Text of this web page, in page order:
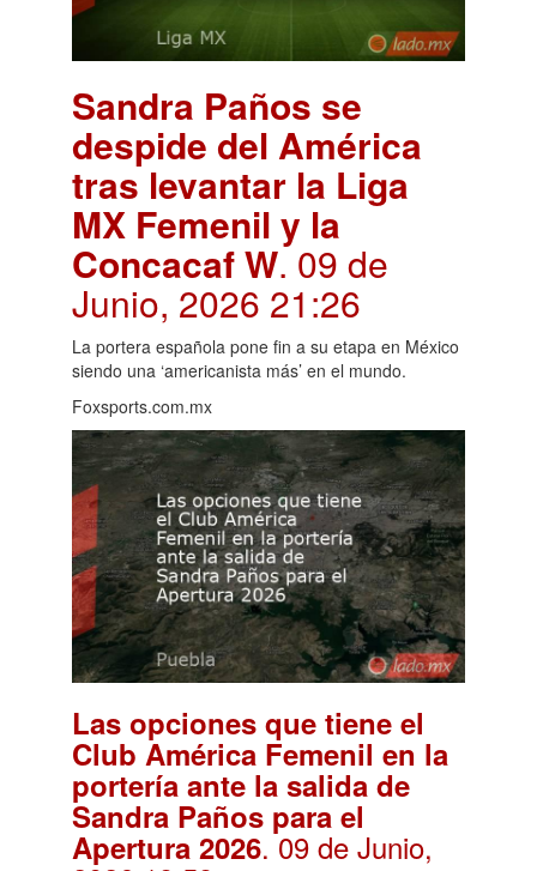
Sandra Paños se
despide del América
tras levantar la Liga
MX Femenil y la
Concacaf W. 09 de
Junio, 2026 21:26
La portera española pone fin a su etapa en México
siendo una ‘americanista más’ en el mundo.
Foxsports.com.mx
Las opciones que tiene el
Club América Femenil en la
portería ante la salida de
Sandra Paños para el
Apertura 2026. 09 de Junio,